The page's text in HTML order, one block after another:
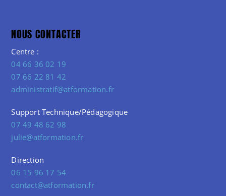
NOUS CONTACTER
Centre :
04 66 36 02 19
07 66 22 81 42
administratif@atformation.fr
Support Technique/Pédagogique
07 49 48 62 98
julie@atformation.fr
Direction
06 15 96 17 54
contact@atformation.fr